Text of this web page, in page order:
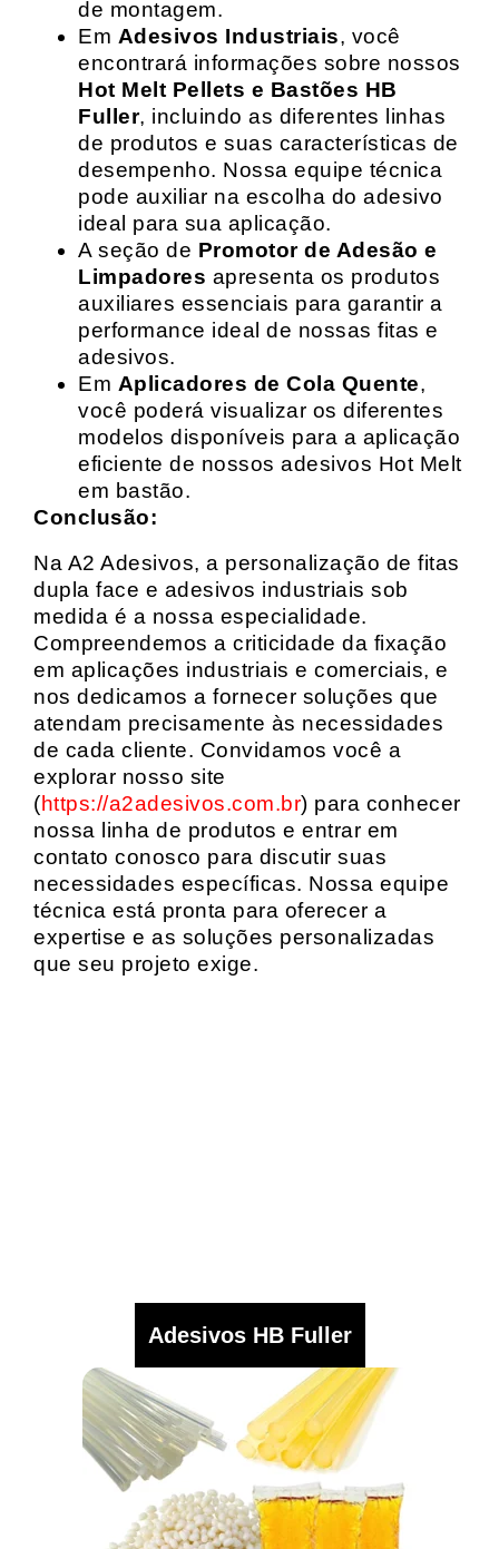
de montagem.
Em Adesivos Industriais, você
encontrará informações sobre nossos
Hot Melt Pellets e Bastões HB
Fuller, incluindo as diferentes linhas
de produtos e suas características de
desempenho. Nossa equipe técnica
pode auxiliar na escolha do adesivo
ideal para sua aplicação.
A seção de Promotor de Adesão e
Limpadores apresenta os produtos
auxiliares essenciais para garantir a
performance ideal de nossas fitas e
adesivos.
Em Aplicadores de Cola Quente,
você poderá visualizar os diferentes
modelos disponíveis para a aplicação
eficiente de nossos adesivos Hot Melt
em bastão.
Conclusão:
Na A2 Adesivos, a personalização de fitas
dupla face e adesivos industriais sob
medida é a nossa especialidade.
Compreendemos a criticidade da fixação
em aplicações industriais e comerciais, e
nos dedicamos a fornecer soluções que
atendam precisamente às necessidades
de cada cliente. Convidamos você a
explorar nosso site
(https://a2adesivos.com.br) para conhecer
nossa linha de produtos e entrar em
contato conosco para discutir suas
necessidades específicas. Nossa equipe
técnica está pronta para oferecer a
expertise e as soluções personalizadas
que seu projeto exige.
Adesivos HB Fuller